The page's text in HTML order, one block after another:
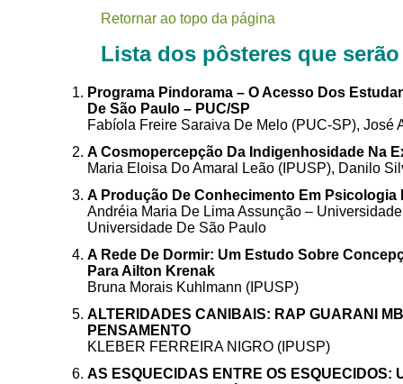
Retornar ao topo da página
Lista dos pôsteres que
Programa Pindorama – O Acesso Dos
De São Paulo – PUC/SP
Fabíola Freire Saraiva De Melo (PUC-SP), José
A Cosmopercepção Da Indigenhosidade Na
Maria Eloisa Do Amaral Leão (IPUSP), Danilo
A Produção De Conhecimento Em
Andréia Maria De Lima Assunção –
Universidade De São Paulo
A Rede De Dormir: Um Estudo Sobre
Para Ailton Krenak
Bruna Morais Kuhlmann (IPUSP)
ALTERIDADES CANIBAIS: RAP GUARANI
PENSAMENTO
KLEBER FERREIRA NIGRO (IPUSP)
AS ESQUECIDAS ENTRE OS